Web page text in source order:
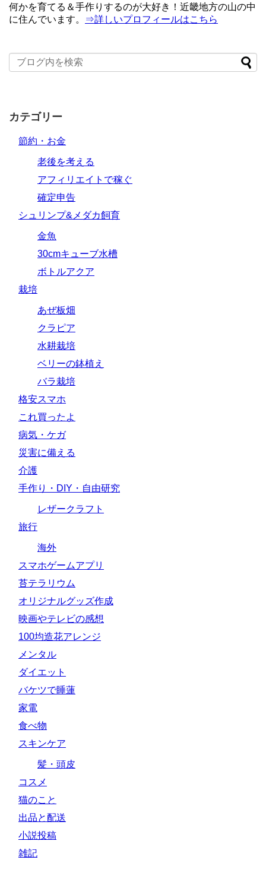
何かを育てる＆手作りするのが大好き！近畿地方の山の中
に住んでいます。
⇒詳しいプロフィールはこちら
カテゴリー
節約・お金
老後を考える
アフィリエイトで稼ぐ
確定申告
シュリンプ&メダカ飼育
金魚
30cmキューブ水槽
ボトルアクア
栽培
あぜ板畑
クラピア
水耕栽培
ベリーの鉢植え
バラ栽培
格安スマホ
これ買ったよ
病気・ケガ
災害に備える
介護
手作り・DIY・自由研究
レザークラフト
旅行
海外
スマホゲームアプリ
苔テラリウム
オリジナルグッズ作成
映画やテレビの感想
100均造花アレンジ
メンタル
ダイエット
バケツで睡蓮
家電
食べ物
スキンケア
髪・頭皮
コスメ
猫のこと
出品と配送
小説投稿
雑記